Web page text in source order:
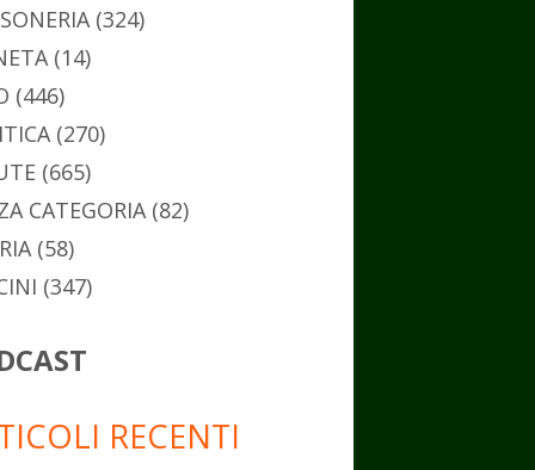
(324)
(14)
(446)
(270)
(665)
CATEGORIA(82)
(58)
(347)
RECENTI